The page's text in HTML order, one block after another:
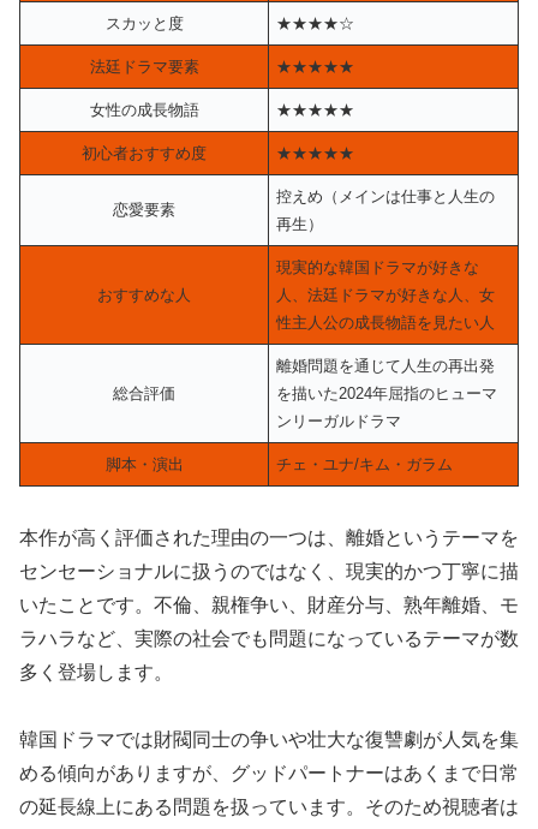
スカッと度 ★★★★☆
法廷ドラマ要素 ★★★★★
女性の成長物語 ★★★★★
初心者おすすめ度 ★★★★★
恋愛要素
控えめ（メインは仕事と人生の
再生）
おすすめな人
現実的な韓国ドラマが好きな
人、法廷ドラマが好きな人、女
性主人公の成長物語を見たい人
総合評価
離婚問題を通じて人生の再出発
を描いた2024年屈指のヒューマ
ンリーガルドラマ
脚本・演出 チェ・ユナ/キム・ガラム
本作が高く評価された理由の一つは、離婚というテーマを
センセーショナルに扱うのではなく、現実的かつ丁寧に描
いたことです。不倫、親権争い、財産分与、熟年離婚、モ
ラハラなど、実際の社会でも問題になっているテーマが数
多く登場します。
韓国ドラマでは財閥同士の争いや壮大な復讐劇が人気を集
める傾向がありますが、グッドパートナーはあくまで日常
の延長線上にある問題を扱っています。そのため視聴者は